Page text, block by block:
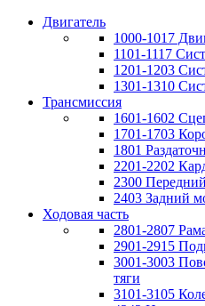
Двигатель
1000-1017
1101-1117
1201-1203
1301-1310
Трансмиссия
1601-1602
1701-1703
1801
2201-2202
2300
2403 Задний
Ходовая часть
2801-2807
2901-2915
3001-3003
тяги
3101-3105